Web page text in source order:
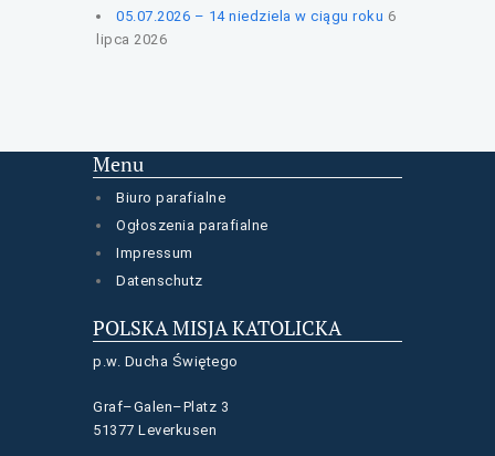
05.07.2026 – 14 niedziela w ciągu roku 6
lipca 2026
Menu
Biuro parafialne
Ogłoszenia parafialne
Impressum
Datenschutz
POLSKA MISJA KATOLICKA
p.w. Ducha Świętego
Graf–Galen–Platz 3
51377 Leverkusen